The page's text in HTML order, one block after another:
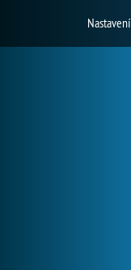
Nastavení